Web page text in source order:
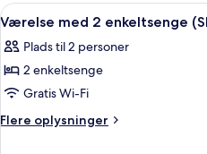
til
flod
(MEDIUM)
kingsize-
-
udsigt
flod
(MEDIUM)
Indlæs
alle
billeder
af
Værelse
med
8
Værelse med 2 enkeltsenge
Plads til 2 personer
2 enkeltsenge
Gratis Wi-Fi
Flere oplysninger
Flere